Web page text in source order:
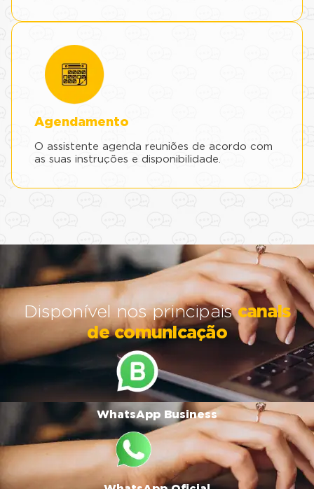
Agendamento
O assistente agenda reuniões de acordo com
as suas instruções e disponibilidade.
Disponível nos principaiscanais
de comunicação
WhatsApp Business